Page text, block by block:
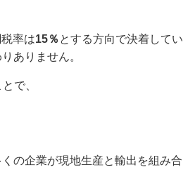
率は15％ とする方向で決着してい
ありません。
で、
の企業が現地生産と輸出を組み合